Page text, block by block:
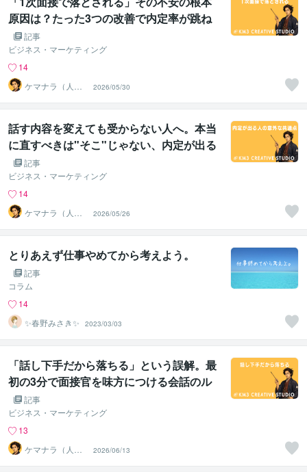
原因は？たった3つの改善で内定率が跳ね
上がる模擬面接の秘密
記事
ビジネス・マーケティング
14
ケマナラ（人
事・採用コンサ
ルタント）
2026/05/30
話す内容を変えても受からない人へ。本当
に直すべきは"そこ"じゃない、内定が出る
人の意外な共通点
記事
ビジネス・マーケティング
14
ケマナラ（人
事・採用コンサ
ルタント）
2026/05/26
とりあえず仕事やめてから考えよう。
記事
コラム
14
✨春野みさき✨
2023/03/03
「話し下手だから落ちる」という誤解。最
初の3分で面接官を味方につける会話のル
ール記事
ビジネス・マーケティング
13
ケマナラ（人
事・採用コンサ
ルタント）
2026/06/13